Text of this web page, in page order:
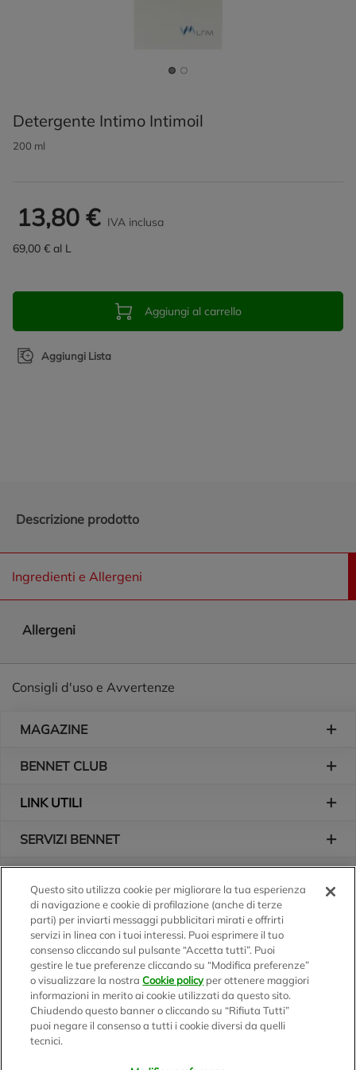
Detergente Intimo Intimoil
200 ml
13,80 € IVA inclusa
69,00 € al L
Aggiungi al carrello
Aggiungi Lista
Descrizione prodotto
Ingredienti e Allergeni
Allergeni
Consigli d'uso e Avvertenze
MAGAZINE
BENNET CLUB
LINK UTILI
SERVIZI BENNET
Logo Bennet
Seguici sui nostri canali
Scarica l'app
Questo sito utilizza cookie per migliorare la tua esperienza
di navigazione e cookie di profilazione (anche di terze
parti) per inviarti messaggi pubblicitari mirati e offrirti
servizi in linea con i tuoi interessi. Puoi esprimere il tuo
consenso cliccando sul pulsante “Accetta tutti”. Puoi
gestire le tue preferenze cliccando su “Modifica preferenze”
o visualizzare la nostraCookie policyper ottenere maggiori
informazioni in merito ai cookie utilizzati da questo sito.
Chiudendo questo banner o cliccando su “Rifiuta Tutti”
puoi negare il consenso a tutti i cookie diversi da quelli
tecnici.